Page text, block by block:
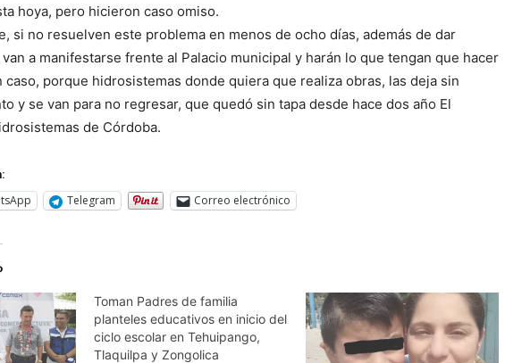
hoya, pero hicieron caso omiso.
si no resuelven este problema en menos de ocho días, además de dar
a manifestarse frente al Palacio municipal y harán lo que tengan que hacer
caso, porque hidrosistemas donde quiera que realiza obras, las deja sin
y se van para no regresar, que quedó sin tapa desde hace dos año El
de Córdoba.
Telegram Correo electrónico
Toman Padres de familia
planteles educativos en inicio del
ciclo escolar en Tehuipango,
Tlaquilpa y Zongolica